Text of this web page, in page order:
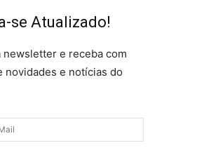
se Atualizado!
newsletter e receba com
novidades e notícias do